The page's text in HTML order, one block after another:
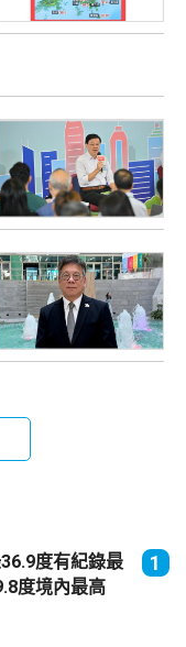
度有紀錄最
度境內最高
1